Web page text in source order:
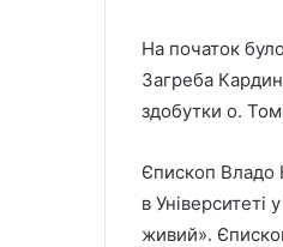
На початок
Загреба
здобутки о.
Єпископ Владо
в Університеті
живий».